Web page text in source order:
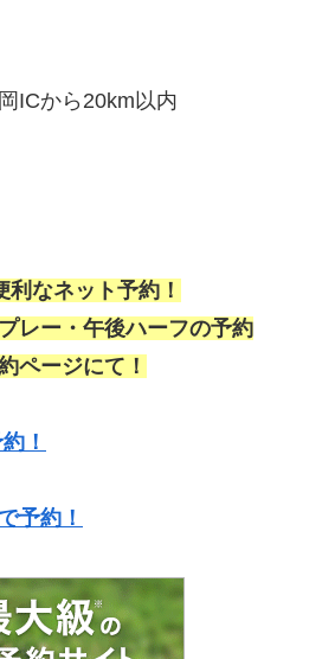
ICから20km以内
なネット予約！
レー・午後ハーフの予約
ページにて！
！
予約！